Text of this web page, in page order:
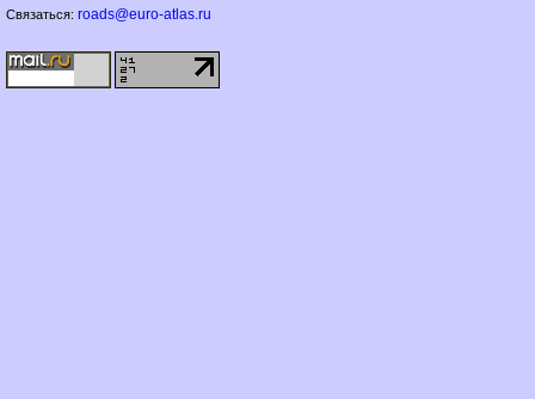
Связаться: roads@euro-atlas.ru